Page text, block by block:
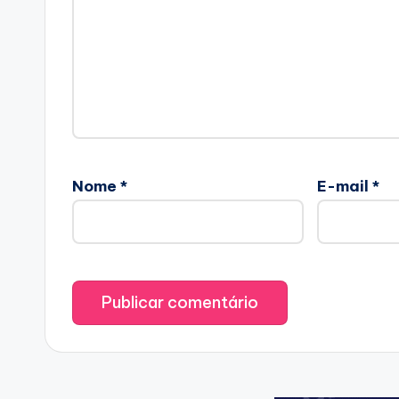
Nome * E-mail *